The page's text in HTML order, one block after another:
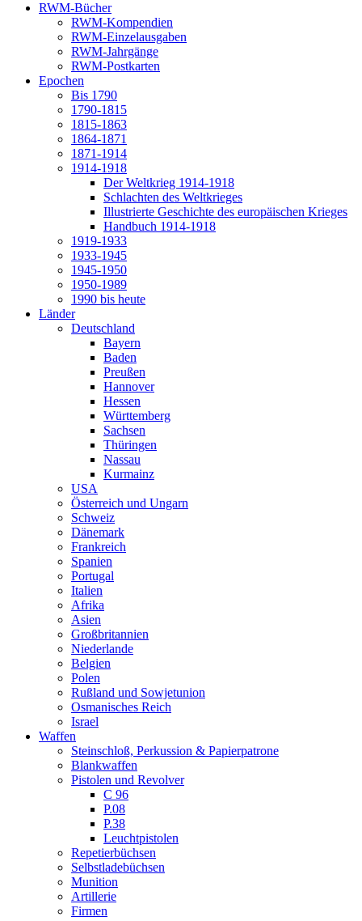
RWM-Bücher
RWM-Kompendien
RWM-Einzelausgaben
RWM-Jahrgänge
RWM-Postkarten
Epochen
Bis 1790
1790-1815
1815-1863
1864-1871
1871-1914
1914-1918
Der Weltkrieg 1914-1918
Schlachten des Weltkrieges
Illustrierte Geschichte des europäischen Krieges
Handbuch 1914-1918
1919-1933
1933-1945
1945-1950
1950-1989
1990 bis heute
Länder
Deutschland
Bayern
Baden
Preußen
Hannover
Hessen
Württemberg
Sachsen
Thüringen
Nassau
Kurmainz
USA
Österreich und Ungarn
Schweiz
Dänemark
Frankreich
Spanien
Portugal
Italien
Afrika
Asien
Großbritannien
Niederlande
Belgien
Polen
Rußland und Sowjetunion
Osmanisches Reich
Israel
Waffen
Steinschloß, Perkussion & Papierpatrone
Blankwaffen
Pistolen und Revolver
C 96
P.08
P.38
Leuchtpistolen
Repetierbüchsen
Selbstladebüchsen
Munition
Artillerie
Firmen